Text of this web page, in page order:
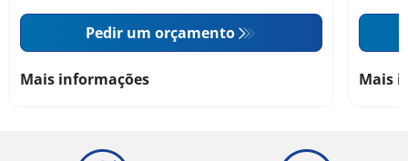
Pedir um orçamento
Mais informações Mais